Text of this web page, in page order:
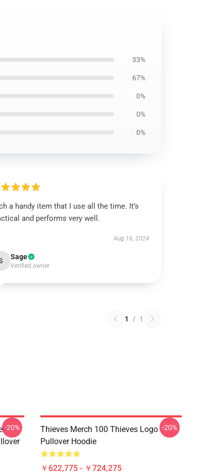
33%
67%
0%
0%
0%
a handy item that I use all the time. It’s
and performs very well.
Aug 16, 2024
Sage
Verified owner
1 / 1
-20%
Thieves Merch 100 Thieves Logo
Pullover Hoodie
￥622,775 - ￥724,275
-20%